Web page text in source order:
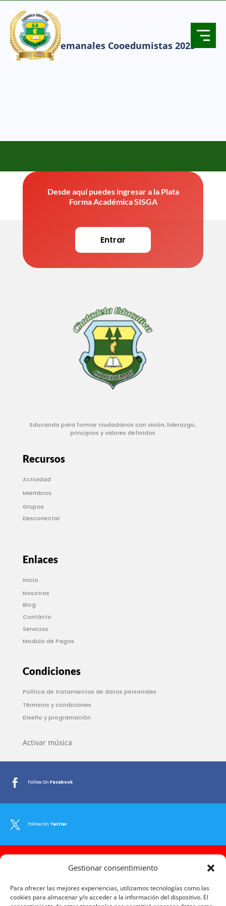
Gestionar consentimiento
Para ofrecer las mejores experiencias, utilizamos tecnologías como las
cookies para almacenar y/o acceder a la información del dispositivo. El
Planes Semanales Cooedumistas 2025
Desde aquí puedes ingresar a la Plata
Forma Académica SISGA
Entrar
Educando para formar ciudadanos con visión, liderazgo,
principios y valores definidos
Recursos
Actividad
Miembros
Grupos
Desconectar
Enlaces
Inicio
Nosotros
Blog
Contácto
Servicios
Modulo de Pagos
Condiciones
Política de tratamientos de datos personales
Términos y condiciones
Diseño y programación
Activar música
 Follow On Facebook
 Follow On Twitter
Youtube